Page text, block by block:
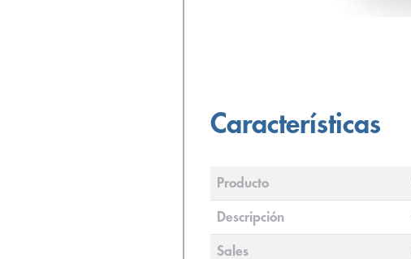
Características
Producto
Descripción
Sales